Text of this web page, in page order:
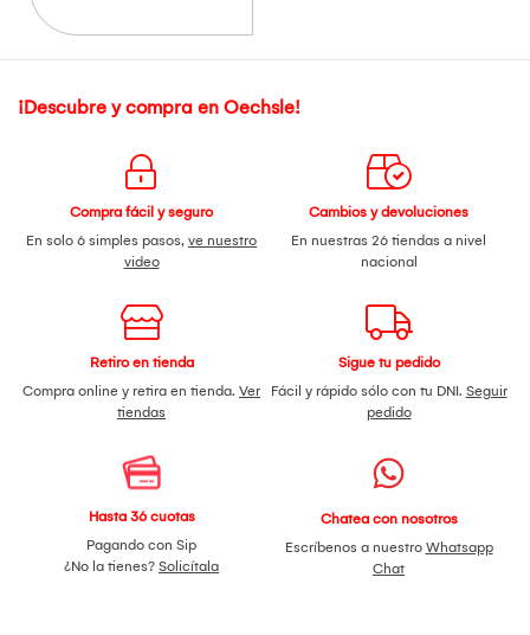
¡Descubre y compra en Oechsle!
Compra fácil y seguro
En solo 6 simples pasos, ve nuestro
video
Cambios y devoluciones
En nuestras 26 tiendas a nivel
nacional
Retiro en tienda
Compra online y retira en tienda. Ver
tiendas
Sigue tu pedido
Fácil y rápido sólo con tu DNI. Seguir
pedido
Hasta 36 cuotas
Pagando con Sip
¿No la tienes? Solicítala
Chatea con nosotros
Escríbenos a nuestro Whatsapp
Chat